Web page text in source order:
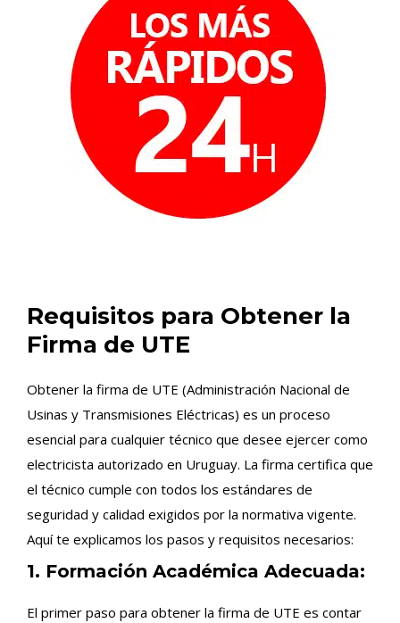
Requisitos para Obtener la
Firma de UTE
Obtener la firma de UTE (Administración Nacional de
Usinas y Transmisiones Eléctricas) es un proceso
esencial para cualquier técnico que desee ejercer como
electricista autorizado en Uruguay. La firma certifica que
el técnico cumple con todos los estándares de
seguridad y calidad exigidos por la normativa vigente.
Aquí te explicamos los pasos y requisitos necesarios:
1. Formación Académica Adecuada:
El primer paso para obtener la firma de UTE es contar